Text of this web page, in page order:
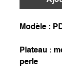
Modèle :
Plateau :
perle